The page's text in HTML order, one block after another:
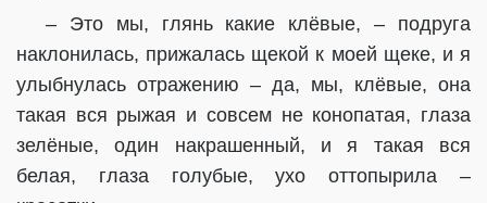
– Это мы, глянь какие клёвые, – подруга
наклонилась, прижалась щекой к моей щеке, и я
улыбнулась отражению – да, мы, клёвые, она
такая вся рыжая и совсем не конопатая, глаза
зелёные, один накрашенный, и я такая вся
белая, глаза голубые, ухо оттопырила –